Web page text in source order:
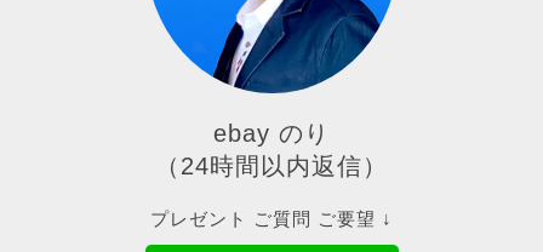
ebay のり
（24時間以内返信）
プレゼント ご質問 ご要望 ↓